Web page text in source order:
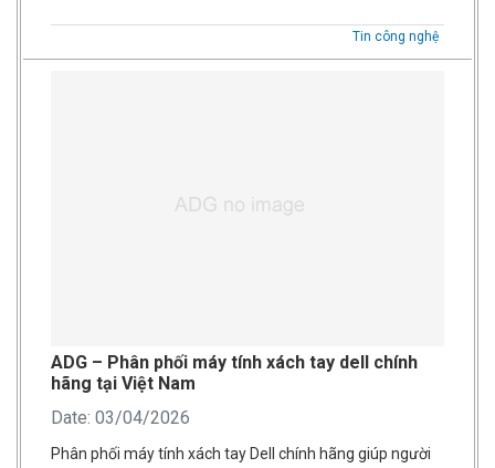
Tin công nghệ
ADG – Phân phối máy tính xách tay dell chính
hãng tại Việt Nam
Date: 03/04/2026
Phân phối máy tính xách tay Dell chính hãng giúp người